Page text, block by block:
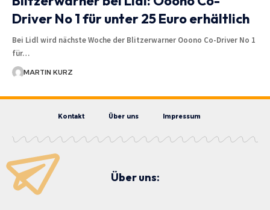
Driver No 1 für unter 25 Euro erhältlich
Bei Lidl wird nächste Woche der Blitzerwarner Ooono Co-Driver No 1
für…
MARTIN KURZ
Kontakt Über uns Impressum
Über uns: